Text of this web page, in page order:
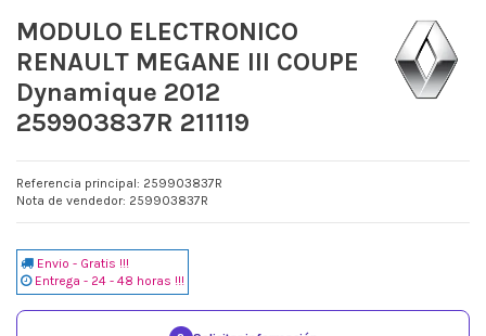
MODULO ELECTRONICO
RENAULT MEGANE III COUPE
Dynamique 2012
259903837R 211119
Referencia principal: 259903837R
Nota de vendedor: 259903837R
Envio - Gratis !!!
Entrega - 24 - 48 horas !!!